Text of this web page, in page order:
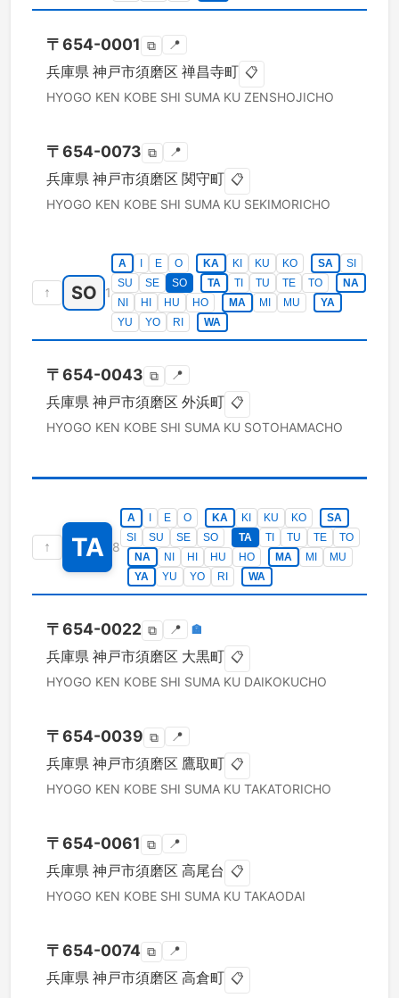
〒654-0001 ⧉ 📍
兵庫県 神戸市須磨区 禅昌寺町 📋
HYOGO KEN KOBE SHI SUMA KU ZENSHOJICHO
〒654-0073 ⧉ 📍
兵庫県 神戸市須磨区 関守町 📋
HYOGO KEN KOBE SHI SUMA KU SEKIMORICHO
↑ SO 1
A E O KA KI KU KO SA
SI
SU
SE SO TA TI TU TE TO
NA
NI
HI HU HO MA MI MU
YA
YU
YO RI WA
〒654-0043 ⧉ 📍
兵庫県 神戸市須磨区 外浜町 📋
HYOGO KEN KOBE SHI SUMA KU SOTOHAMACHO
↑ TA 8
A E O KA KI KU KO
SA
SI
SU SE SO TA TI TU TE
TO
NA
NI HI HU HO MA MI
MU
YA
YU YO RI WA
〒654-0022 ⧉ 📍 🏣
兵庫県 神戸市須磨区 大黒町 📋
HYOGO KEN KOBE SHI SUMA KU DAIKOKUCHO
〒654-0039 ⧉ 📍
兵庫県 神戸市須磨区 鷹取町 📋
HYOGO KEN KOBE SHI SUMA KU TAKATORICHO
〒654-0061 ⧉ 📍
兵庫県 神戸市須磨区 高尾台 📋
HYOGO KEN KOBE SHI SUMA KU TAKAODAI
〒654-0074 ⧉ 📍
兵庫県 神戸市須磨区 高倉町 📋